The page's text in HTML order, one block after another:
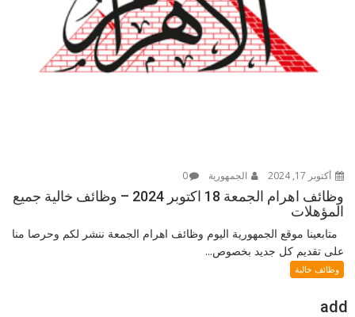
أكتوبر 17, 2024 الجمهورية 0
وظائف اهرام الجمعة 18 اكتوبر 2024 – وظائف خالية جميع
المؤهلات
متابعينا موقع الجمهورية اليوم وظائف اهرام الجمعة ننشر لكم وحرصا منا
على تقديم كل جديد بخصوص...
وظائف خالية
add